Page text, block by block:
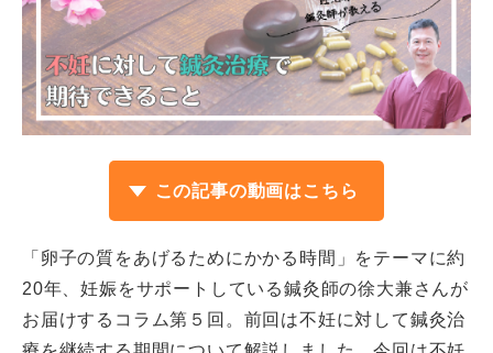
この記事の動画はこちら
「卵子の質をあげるためにかかる時間」をテーマに約
20年、妊娠をサポートしている鍼灸師の徐大兼さんが
お届けするコラム第５回。前回は不妊に対して鍼灸治